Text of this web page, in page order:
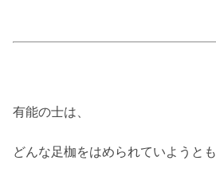
有能の士は、
どんな足枷をはめられていようとも